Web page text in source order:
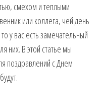
смехом и теплыми
или коллега, чей день
у вас есть замечательный
них. В этой статье мы
поздравлений с Днем